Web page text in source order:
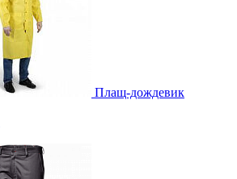
Плащ-дождевик